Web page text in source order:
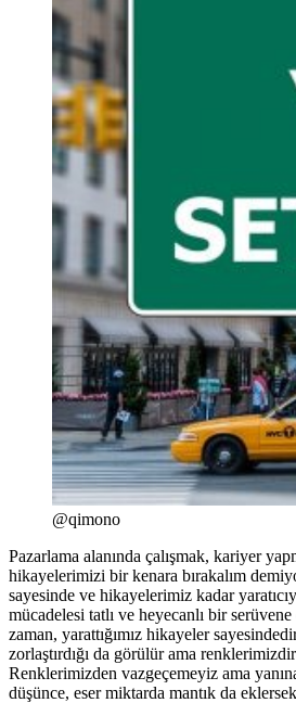
@qimono
Pazarlama alanında çalışmak, kariyer
hikayelerimizi bir kenara bırakalım
sayesinde ve hikayelerimiz kadar
mücadelesi tatlı ve heyecanlı bir
zaman, yarattığımız hikayeler
zorlaştırdığı da görülür ama
Renklerimizden vazgeçemeyiz ama
düşünce, eser miktarda mantık da